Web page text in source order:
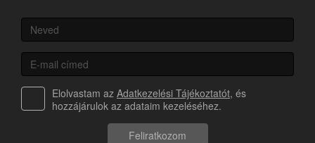
Elolvastam az Adatkezelési Tájékoztatót, és
hozzájárulok az adataim kezeléséhez.
Feliratkozom